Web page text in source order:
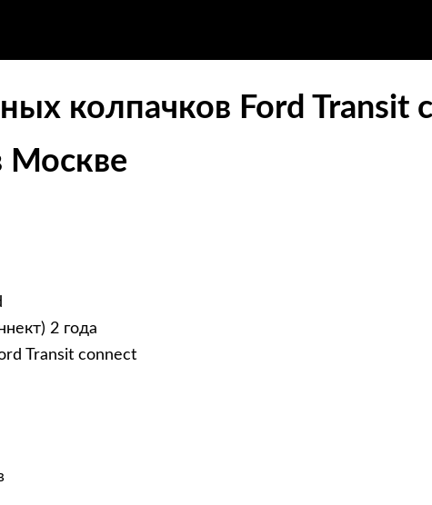
колпачков Ford Transit
Москве
2 года
Transit connect